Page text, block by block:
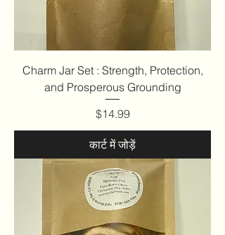
Charm Jar Set : Strength, Protection,
and Prosperous Grounding
मूल्य
$14.99
कार्ट में जोड़ें